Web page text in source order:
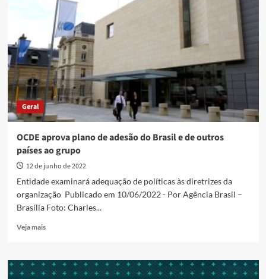
voto
qualidade
do
governo
no
Carf
Geral
OCDE aprova plano de adesão do Brasil e de outros
países ao grupo
12 de junho de 2022
Entidade examinará adequação de políticas às diretrizes da
organização Publicado em 10/06/2022 - Por Agência Brasil –
Brasília Foto: Charles...
Veja maisRead
OCDE
aprova